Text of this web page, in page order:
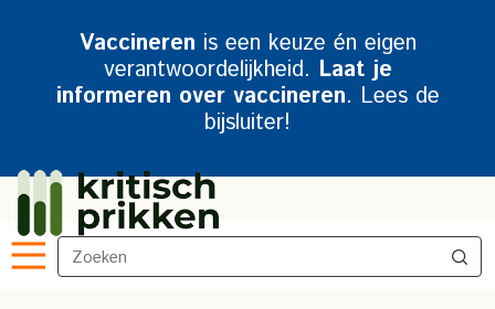
Vaccineren is een keuze én eigen
verantwoordelijkheid. Laat je
informeren over vaccineren. Lees de
bijsluiter!